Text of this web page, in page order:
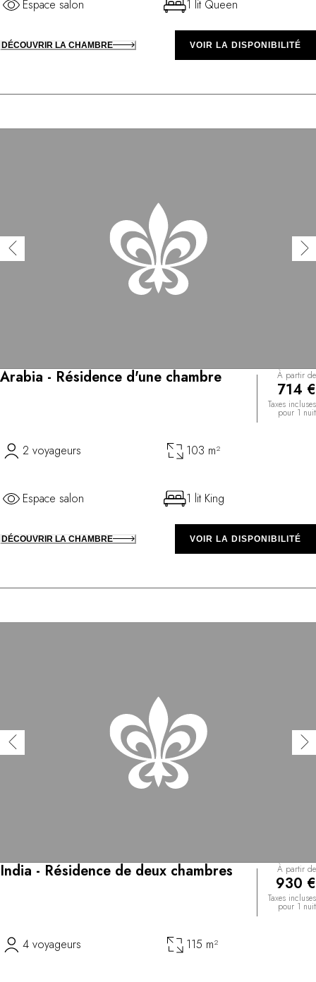
Espace salon 1 lit Queen
DÉCOUVRIR LA CHAMBRE VOIR LA DISPONIBILITÉ
Arabia - Résidence d'une chambre À partir de
714 €
Taxes incluses
pour 1 nuit
2 voyageurs 103 m²
Espace salon 1 lit King
DÉCOUVRIR LA CHAMBRE VOIR LA DISPONIBILITÉ
India - Résidence de deux chambres À partir de
930 €
Taxes incluses
pour 1 nuit
4 voyageurs 115 m²